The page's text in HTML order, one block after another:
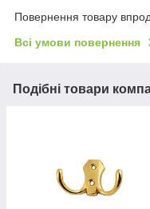
Повернення товару
Всі умови повернення
Подібні товари